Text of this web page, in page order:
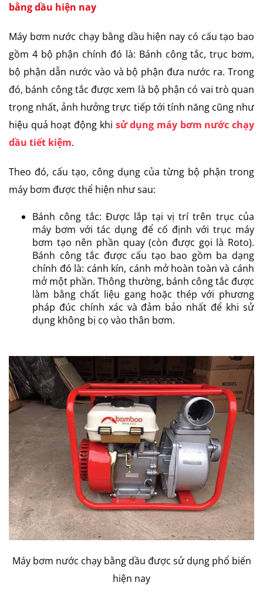
bằng dầu hiện nay
Máy bơm nước chạy bằng dầu hiện nay có cấu tạo bao
gồm 4 bộ phận chính đó là: Bánh công tắc, trục bơm,
bộ phận dẫn nước vào và bộ phận đưa nước ra. Trong
đó, bánh công tắc được xem là bộ phận có vai trò quan
trọng nhất, ảnh hưởng trực tiếp tới tính năng cũng như
hiệu quả hoạt động khi sử dụng máy bơm nước chạy
dầu tiết kiệm.
Theo đó, cấu tạo, công dụng của từng bộ phận trong
máy bơm được thể hiện như sau:
Bánh công tắc: Được lắp tại vị trí trên trục của
máy bơm với tác dụng để cố định với trục máy
bơm tạo nên phần quay (còn được gọi là Roto).
Bánh công tắc được cấu tạo bao gồm ba dạng
chính đó là: cánh kín, cánh mở hoàn toàn và cánh
mở một phần. Thông thường, bánh công tắc được
làm bằng chất liệu gang hoặc thép với phương
pháp đúc chính xác và đảm bảo nhất để khi sử
dụng không bị cọ vào thân bơm.
Máy bơm nước chạy bằng dầu được sử dụng phổ biến
hiện nay